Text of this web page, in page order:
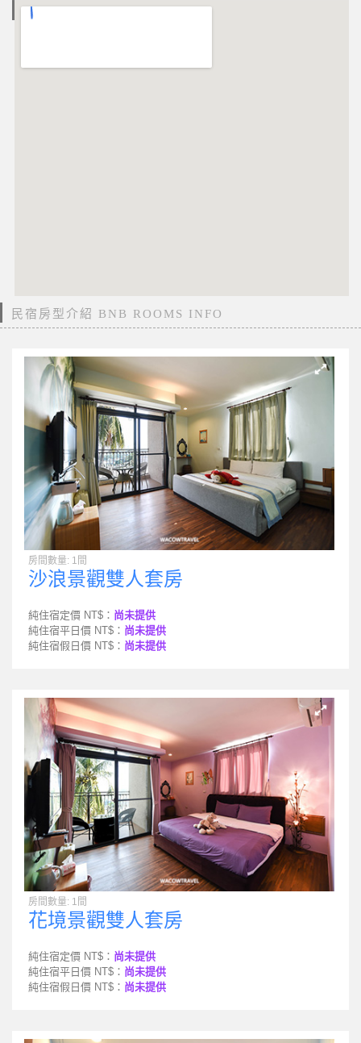
電子地圖 MAP
民宿房型介紹 BNB ROOMS INFO
房間數量: 1間
沙浪景觀雙人套房
純住宿定價 NT$： 尚未提供
純住宿平日價 NT$： 尚未提供
純住宿假日價 NT$： 尚未提供
房間數量: 1間
花境景觀雙人套房
純住宿定價 NT$： 尚未提供
純住宿平日價 NT$： 尚未提供
純住宿假日價 NT$： 尚未提供